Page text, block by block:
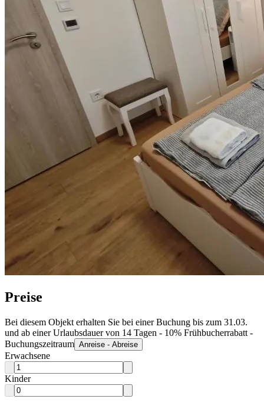
Preise
Bei diesem Objekt erhalten Sie bei einer Buchung bis zum 31.03.
und ab einer Urlaubsdauer von 14 Tagen - 10% Frühbucherrabatt -
Buchungszeitraum Anreise - Abreise
Erwachsene
Kinder